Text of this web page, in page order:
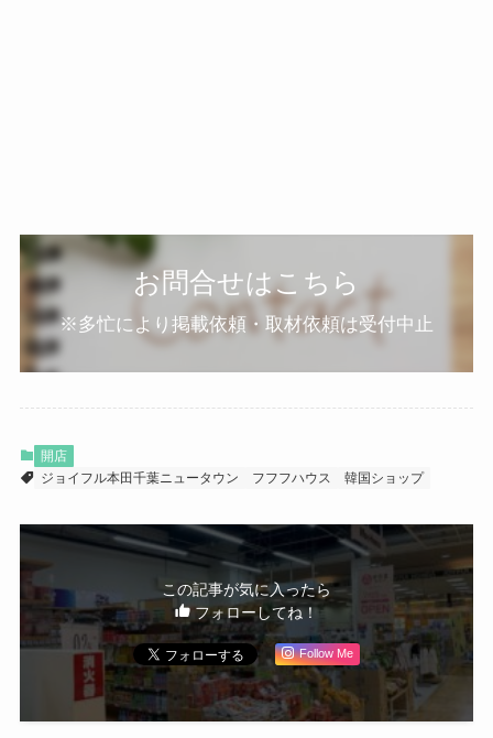
お問合せはこちら
※多忙により掲載依頼・取材依頼は受付中止
開店
ジョイフル本田千葉ニュータウン
フフフハウス 韓国ショップ
この記事が気に入ったら
フォローしてね！
Follow Me